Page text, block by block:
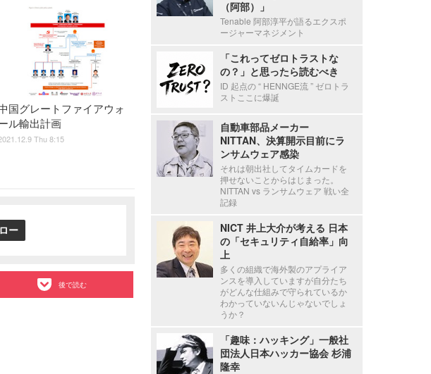
国グレートファイアウォ
ル輸出計画
Thu 8:15
ー
後で読む
（阿部）」
Tenable 阿部淳平が語るエクスポ
ージャーマネジメント
「これってゼロトラストな
の？」と思ったら読むべき
ID 起点の “ HENNGE流 ” ゼロトラ
ストここに爆誕
自動車部品メーカー
NITTAN、決算開示目前にラ
ンサムウェア感染
それは朝出社してタイムカードを
押せないことからはじまった。
NITTAN vs ランサムウェア 戦い全
記録
NICT 井上大介が考える 日本
の「セキュリティ自給率」向
上
多くの組織で海外製のアプライア
ンスを導入していますが自分たち
がどんな仕組みで守られているか
わかっていないんじゃないでしょ
うか？
「趣味：ハッキング」一般社
団法人日本ハッカー協会 杉浦
隆幸